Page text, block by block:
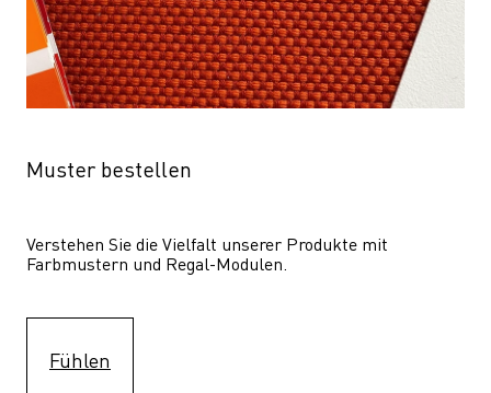
Muster bestellen
Verstehen Sie die Vielfalt unserer Produkte mit
Farbmustern und Regal-Modulen.
Fühlen